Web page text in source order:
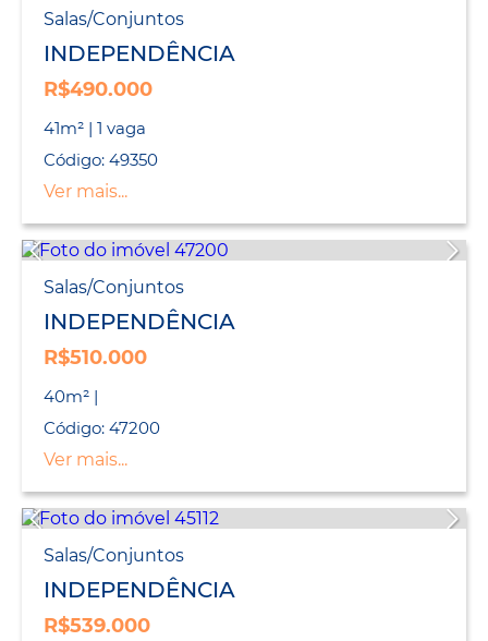
Salas/Conjuntos
INDEPENDÊNCIA
R$490.000
41m² | 1 vaga
Código: 49350
Ver mais...
Salas/Conjuntos
INDEPENDÊNCIA
R$510.000
40m² |
Código: 47200
Ver mais...
Salas/Conjuntos
INDEPENDÊNCIA
R$539.000